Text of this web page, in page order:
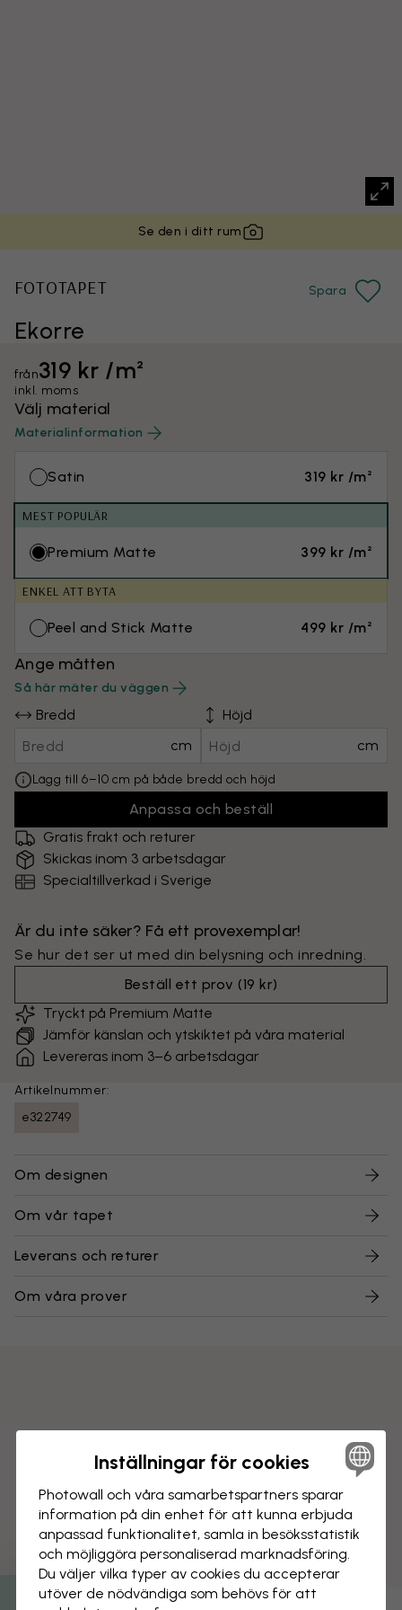
Se den i ditt rum
Ekorre
FOTOTAPET Spara
från319 kr /m²
inkl. moms
Välj material
Materialinformation
Satin 319 kr /m²
MEST POPULÄR
Premium Matte 399 kr /m²
ENKEL ATT BYTA
Peel and Stick Matte 499 kr /m²
Ange måtten
Så här mäter du väggen
Bredd
cm
Höjd
cm
Lägg till 6–10 cm på både bredd och höjd
Anpassa och beställ
Gratis frakt och returer
Skickas inom 3 arbetsdagar
Specialtillverkad i Sverige
Är du inte säker? Få ett provexemplar!
Se hur det ser ut med din belysning och inredning.
Beställ ett prov (19 kr)
Tryckt på Premium Matte
Jämför känslan och ytskiktet på våra material
Levereras inom 3–6 arbetsdagar
Artikelnummer:
e322749
Om designen
Om vår tapet
Leverans och returer
Om våra prover
Inställningar för cookies
Photowall och våra samarbets­partners sparar
information på din enhet för att kunna erbjuda
anpassad funktionalitet, samla in besöks­statistik
och möjliggöra personaliserad marknads­föring.
Du väljer vilka typer av cookies du accepterar
utöver de nödvändiga som behövs för att